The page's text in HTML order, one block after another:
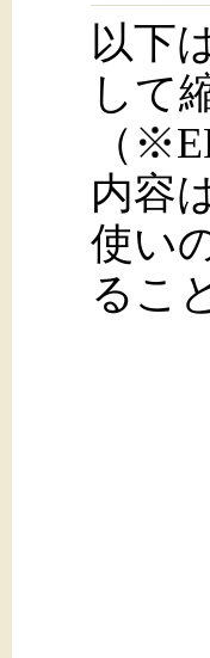
以下
して
（
内容
使い
るこ